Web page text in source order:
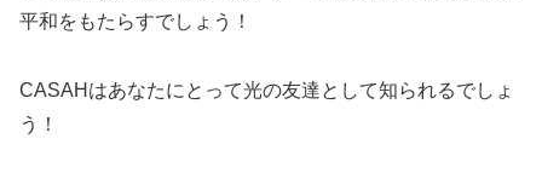
平和をもたらすでしょう！
CASAHはあなたにとって光の友達として知られるでしょ
う！